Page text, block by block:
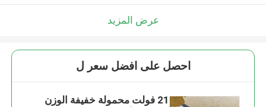
عرض المزيد
احصل على افضل سعر ل
21 فولت محمولة خفيفة الوزن